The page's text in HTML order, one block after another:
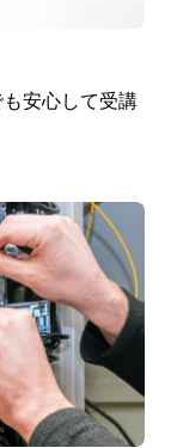
安心して受講